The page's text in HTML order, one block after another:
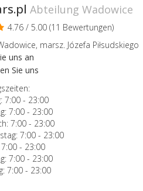
Abteilung Wadowice
4.76 / 5.00 (11 Bewertungen)
marsz. Józefa Piłsudskiego
uns an
Sie uns
7:00 - 23:00
7:00 - 23:00
7:00 - 23:00
7:00 - 23:00
7:00 - 23:00
7:00 - 23:00
7:00 - 23:00